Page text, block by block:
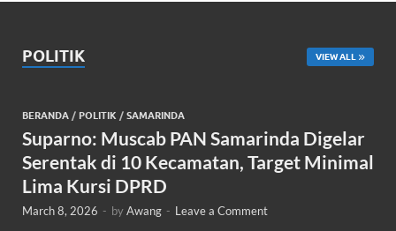
POLITIK VIEW ALL
BERANDA / POLITIK / SAMARINDA
Suparno: Muscab PAN Samarinda Digelar
Serentak di 10 Kecamatan, Target Minimal
Lima Kursi DPRD
March 8, 2026 - byAwang - Leave a Comment